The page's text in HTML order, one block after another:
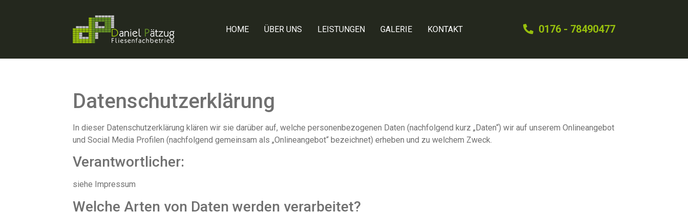
HOME ÜBER UNS LEISTUNGEN GALERIE KONTAKT 0176 - 78490477
Datenschutzerklärung
In dieser Datenschutzerklärung klären wir sie darüber auf, welche personenbezogenen Daten (nachfolgend kurz „Daten“) wir auf unserem Onlineangebot
und Social Media Profilen (nachfolgend gemeinsam als „Onlineangebot“ bezeichnet) erheben und zu welchem Zweck.
Verantwortlicher:
siehe Impressum
Welche Arten von Daten werden verarbeitet?